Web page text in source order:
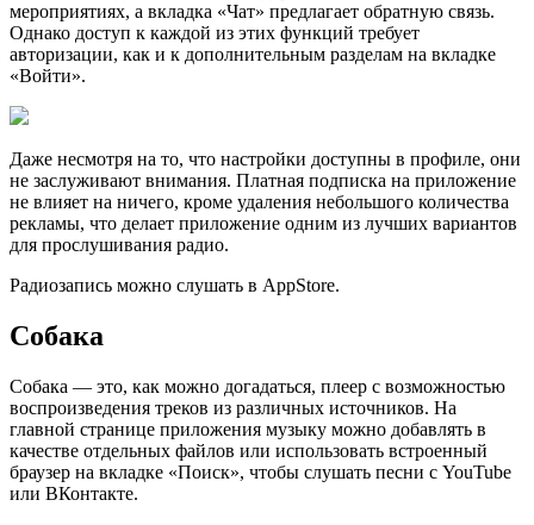
мероприятиях, а вкладка «Чат» предлагает обратную связь.
Однако доступ к каждой из этих функций требует
авторизации, как и к дополнительным разделам на вкладке
«Войти».
Даже несмотря на то, что настройки доступны в профиле, они
не заслуживают внимания. Платная подписка на приложение
не влияет на ничего, кроме удаления небольшого количества
рекламы, что делает приложение одним из лучших вариантов
для прослушивания радио.
Радиозапись можно слушать в AppStore.
Собака
Собака — это, как можно догадаться, плеер с возможностью
воспроизведения треков из различных источников. На
главной странице приложения музыку можно добавлять в
качестве отдельных файлов или использовать встроенный
браузер на вкладке «Поиск», чтобы слушать песни с YouTube
или ВКонтакте.